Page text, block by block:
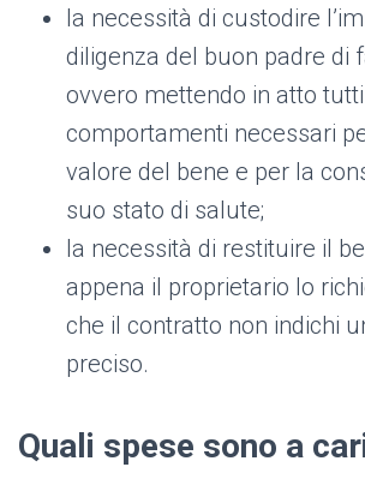
la necessità di custodire
diligenza del buon padre di
ovvero mettendo in atto
comportamenti necessari
valore del bene e per la
suo stato di salute;
la necessità di restituire il
appena il proprietario lo
che il contratto non indichi
preciso.
Quali spese sono a